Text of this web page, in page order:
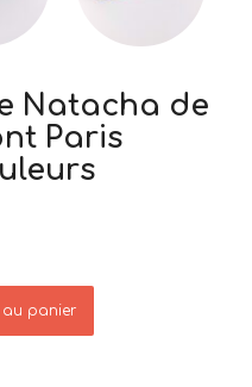
Natacha de
Paris
au panier